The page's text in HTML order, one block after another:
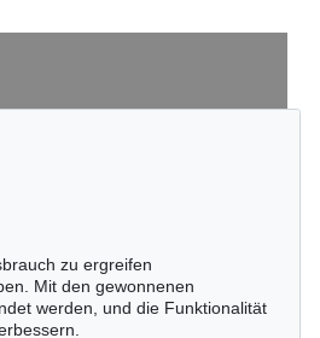
Lot 181
STUCK
118.750
zu ergreifen
Mit den gewonnenen
werden, und die Funktionalität